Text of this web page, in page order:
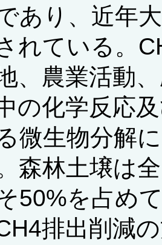
あり、近年
れている。
、農業活動
の化学反応
微生物分解
森林土壌は
50%を占め
排出削減